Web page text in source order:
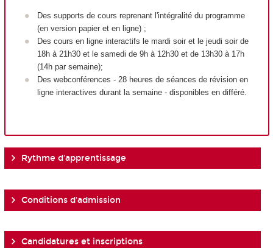
Des supports de cours reprenant l'intégralité du programme
(en version papier et en ligne) ;
Des cours en ligne interactifs le mardi soir et le jeudi soir de
18h à 21h30 et le samedi de 9h à 12h30 et de 13h30 à 17h
(14h par semaine);
Des webconférences - 28 heures de séances de révision en
ligne interactives durant la semaine - disponibles en différé.
Rythme d'apprentissage
Conditions d'admission
Candidatures et inscriptions